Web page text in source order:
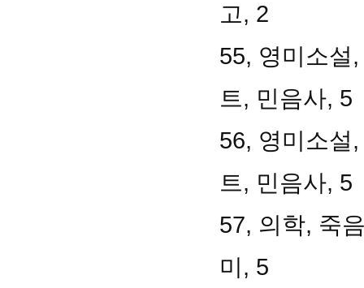
고, 2
55, 영미소설
트, 민음사, 5
56, 영미소설
트, 민음사, 5
57, 의학, 죽
미, 5